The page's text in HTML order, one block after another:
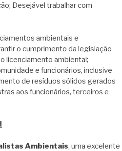
Desejável trabalhar com
ambientais e
o cumprimento da legislação
licenciamento ambiental;
e funcionários, inclusive
de resíduos sólidos gerados
aos funcionários, terceiros e
Ambientais, uma excelente